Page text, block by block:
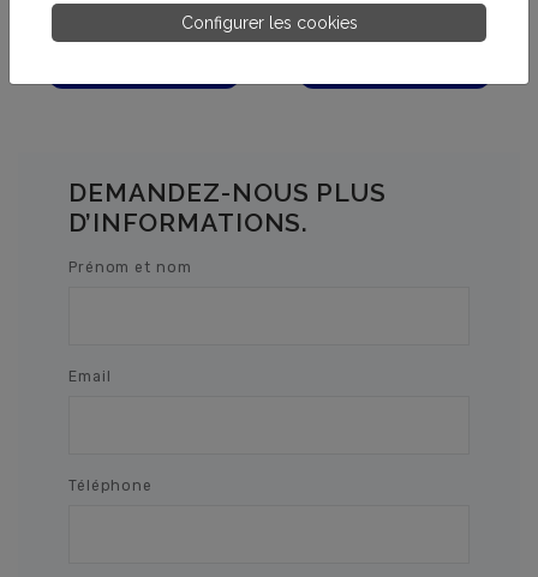
PLUS
PLUS
DEMANDEZ-NOUS PLUS
D’INFORMATIONS.
Prénom et nom
Email
Téléphone
Configurer les cookies